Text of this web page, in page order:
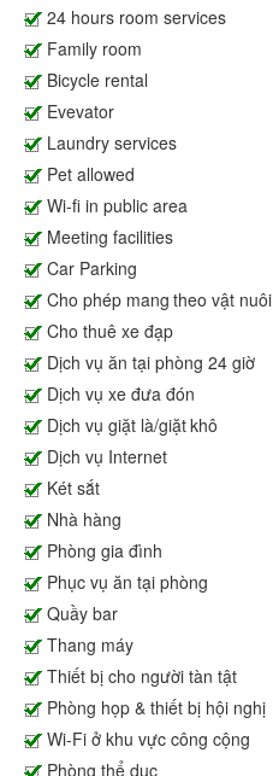
24 hours room services
Family room
Bicycle rental
Evevator
Laundry services
Pet allowed
Wi-fi in public area
Meeting facilities
Car Parking
Cho phép mang theo vật nuôi
Cho thuê xe đạp
Dịch vụ ăn tại phòng 24 giờ
Dịch vụ xe đưa đón
Dịch vụ giặt là/giặt khô
Dịch vụ Internet
Két sắt
Nhà hàng
Phòng gia đình
Phục vụ ăn tại phòng
Quầy bar
Thang máy
Thiết bị cho người tàn tật
Phòng họp & thiết bị hội nghị
Wi-Fi ở khu vực công cộng
Phòng thể dục